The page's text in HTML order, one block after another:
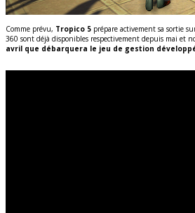
Comme prévu, Tropico 5 prépare activement sa sortie
360 sont déjà disponibles respectivement depuis mai et
avril que débarquera le jeu de gestion